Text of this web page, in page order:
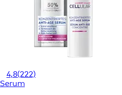
4,8(222)
Serum